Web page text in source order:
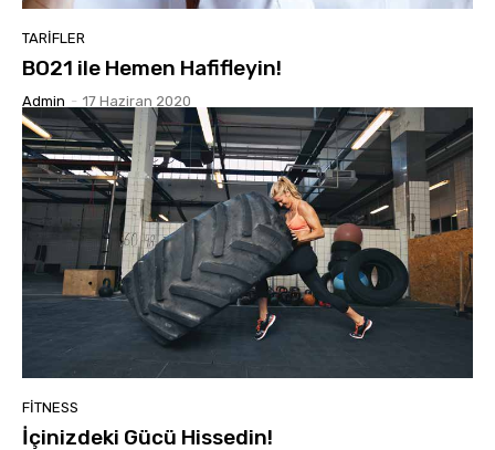
TARIFLER
BO21 ile Hemen Hafifleyin!
Admin - 17 Haziran 2020
FITNESS
İçinizdeki Gücü Hissedin!